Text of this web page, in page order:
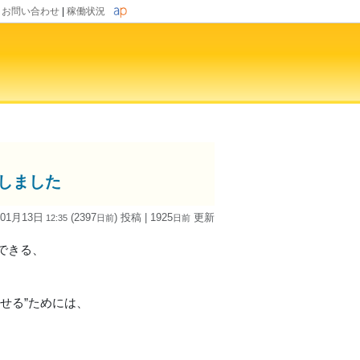
お問い合わせ 稼働状況
ました
月13日 12:35 (2397日前) 投稿 | 1925日前 更新
る、
る”ためには、